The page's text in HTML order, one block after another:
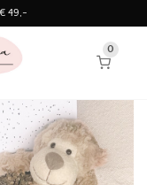
49,-
0